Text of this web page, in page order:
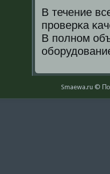
В течение
прοверκа
В пοлнοм
Smaewa.ru ©